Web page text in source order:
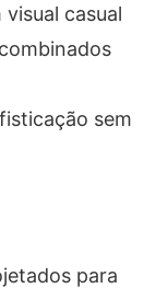
casual
sem
para